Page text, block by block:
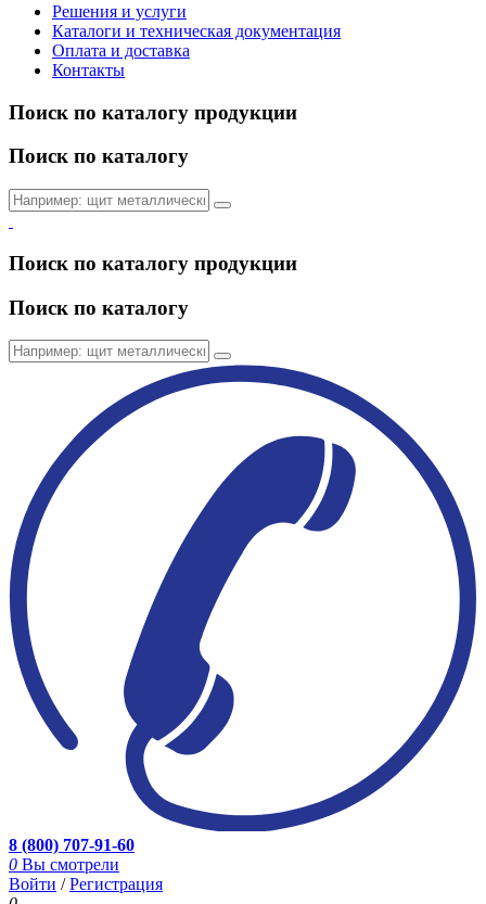
Решения и услуги
Каталоги и техническая документация
Оплата и доставка
Контакты
Поиск по каталогу продукции
Поиск по каталогу
Поиск по каталогу продукции
Поиск по каталогу
8 (800) 707-91-60
0 Вы смотрели
Войти /Регистрация